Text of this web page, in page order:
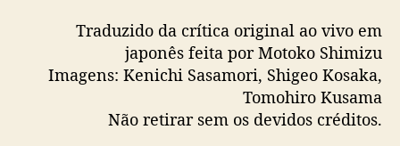
Traduzido da crítica original ao vivo em
japonês feita por Motoko Shimizu
Imagens: Kenichi Sasamori, Shigeo Kosaka,
Tomohiro Kusama
Não retirar sem os devidos créditos.